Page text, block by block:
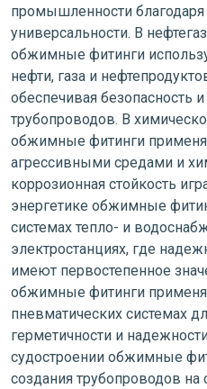
промышленности
универсальности. В
обжимные фитинги
нефти, газа и
обеспечивая безопасность
трубопроводов. В
обжимные фитинги
агрессивными средами и
коррозионная стойкость
энергетике обжимные
системах тепло- и
электростанциях, где
имеют первостепенное
обжимные фитинги
пневматических системах
герметичности и
судостроении обжимные
создания трубопроводов на